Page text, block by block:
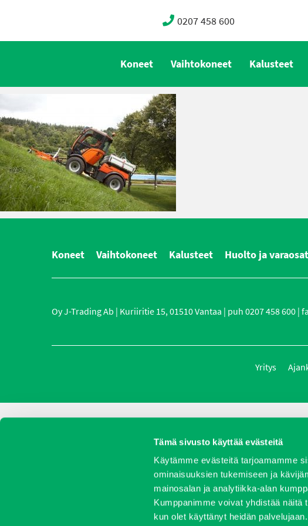
Tämä sivusto käyttää evästeitä
Käytämme evästeitä tarjoamamme
ominaisuuksien tukemiseen ja
mainosalan ja analytiikka-alan
Kumppanimme voivat yhdistää näitä
kun olet käyttänyt heidän
0207 458 600
Koneet Vaihtokoneet Kalusteet
Koneet Vaihtokoneet Kalusteet Huolto ja varaosat
Oy J-Trading Ab | Kuriiritie 15, 01510 Vantaa | puh 0207 458 600 |
Yritys